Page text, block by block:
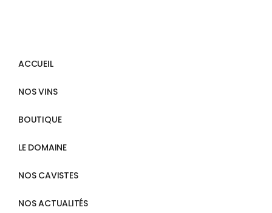
ACCUEIL
NOS VINS
BOUTIQUE
LE DOMAINE
NOS CAVISTES
NOS ACTUALITÉS